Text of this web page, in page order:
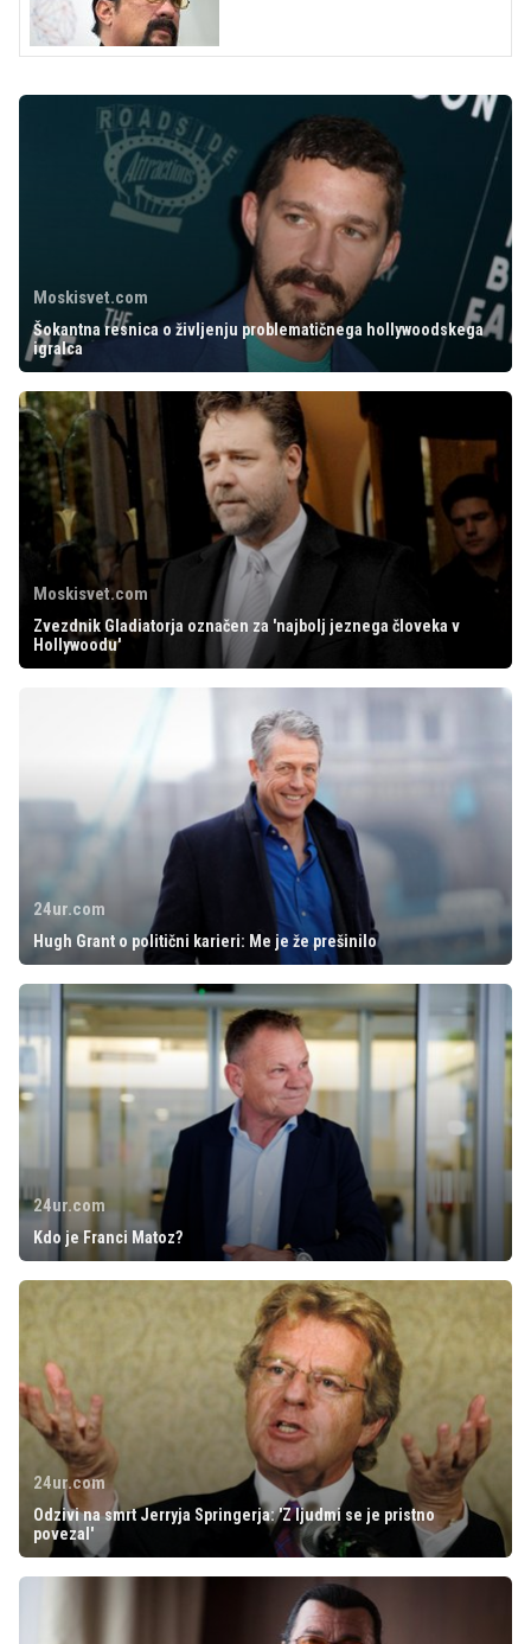
Moskisvet.com
Šokantna resnica o življenju problematičnega hollywoodskega
igralca
Moskisvet.com
Zvezdnik Gladiatorja označen za 'najbolj jeznega človeka v
Hollywoodu'
24ur.com
Hugh Grant o politični karieri: Me je že prešinilo
24ur.com
Kdo je Franci Matoz?
24ur.com
Odzivi na smrt Jerryja Springerja: 'Z ljudmi se je pristno
povezal'